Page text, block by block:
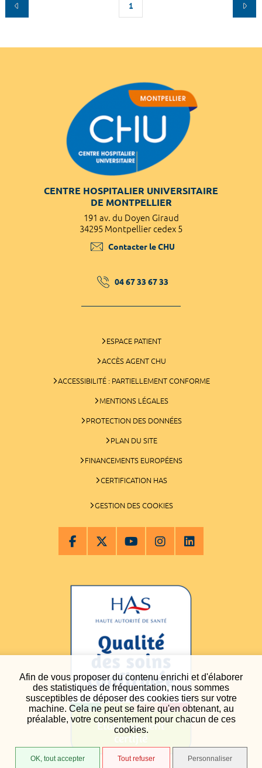
Afin de vous proposer du contenu enrichi et d'élaborer
des statistiques de fréquentation, nous sommes
susceptibles de déposer des cookies tiers sur votre
machine. Cela ne peut se faire qu'en obtenant, au
préalable, votre consentement pour chacun de ces
cookies.
OK, tout accepter Tout refuser Personnaliser
1
CENTRE HOSPITALIER UNIVERSITAIRE
DE MONTPELLIER
191 av. du Doyen Giraud
34295 Montpellier cedex 5
Contacter le CHU
04 67 33 67 33
ESPACE PATIENT
ACCÈS AGENT CHU
ACCESSIBILITÉ : PARTIELLEMENT CONFORME
MENTIONS LÉGALES
PROTECTION DES DONNÉES
PLAN DU SITE
FINANCEMENTS EUROPÉENS
CERTIFICATION HAS
GESTION DES COOKIES